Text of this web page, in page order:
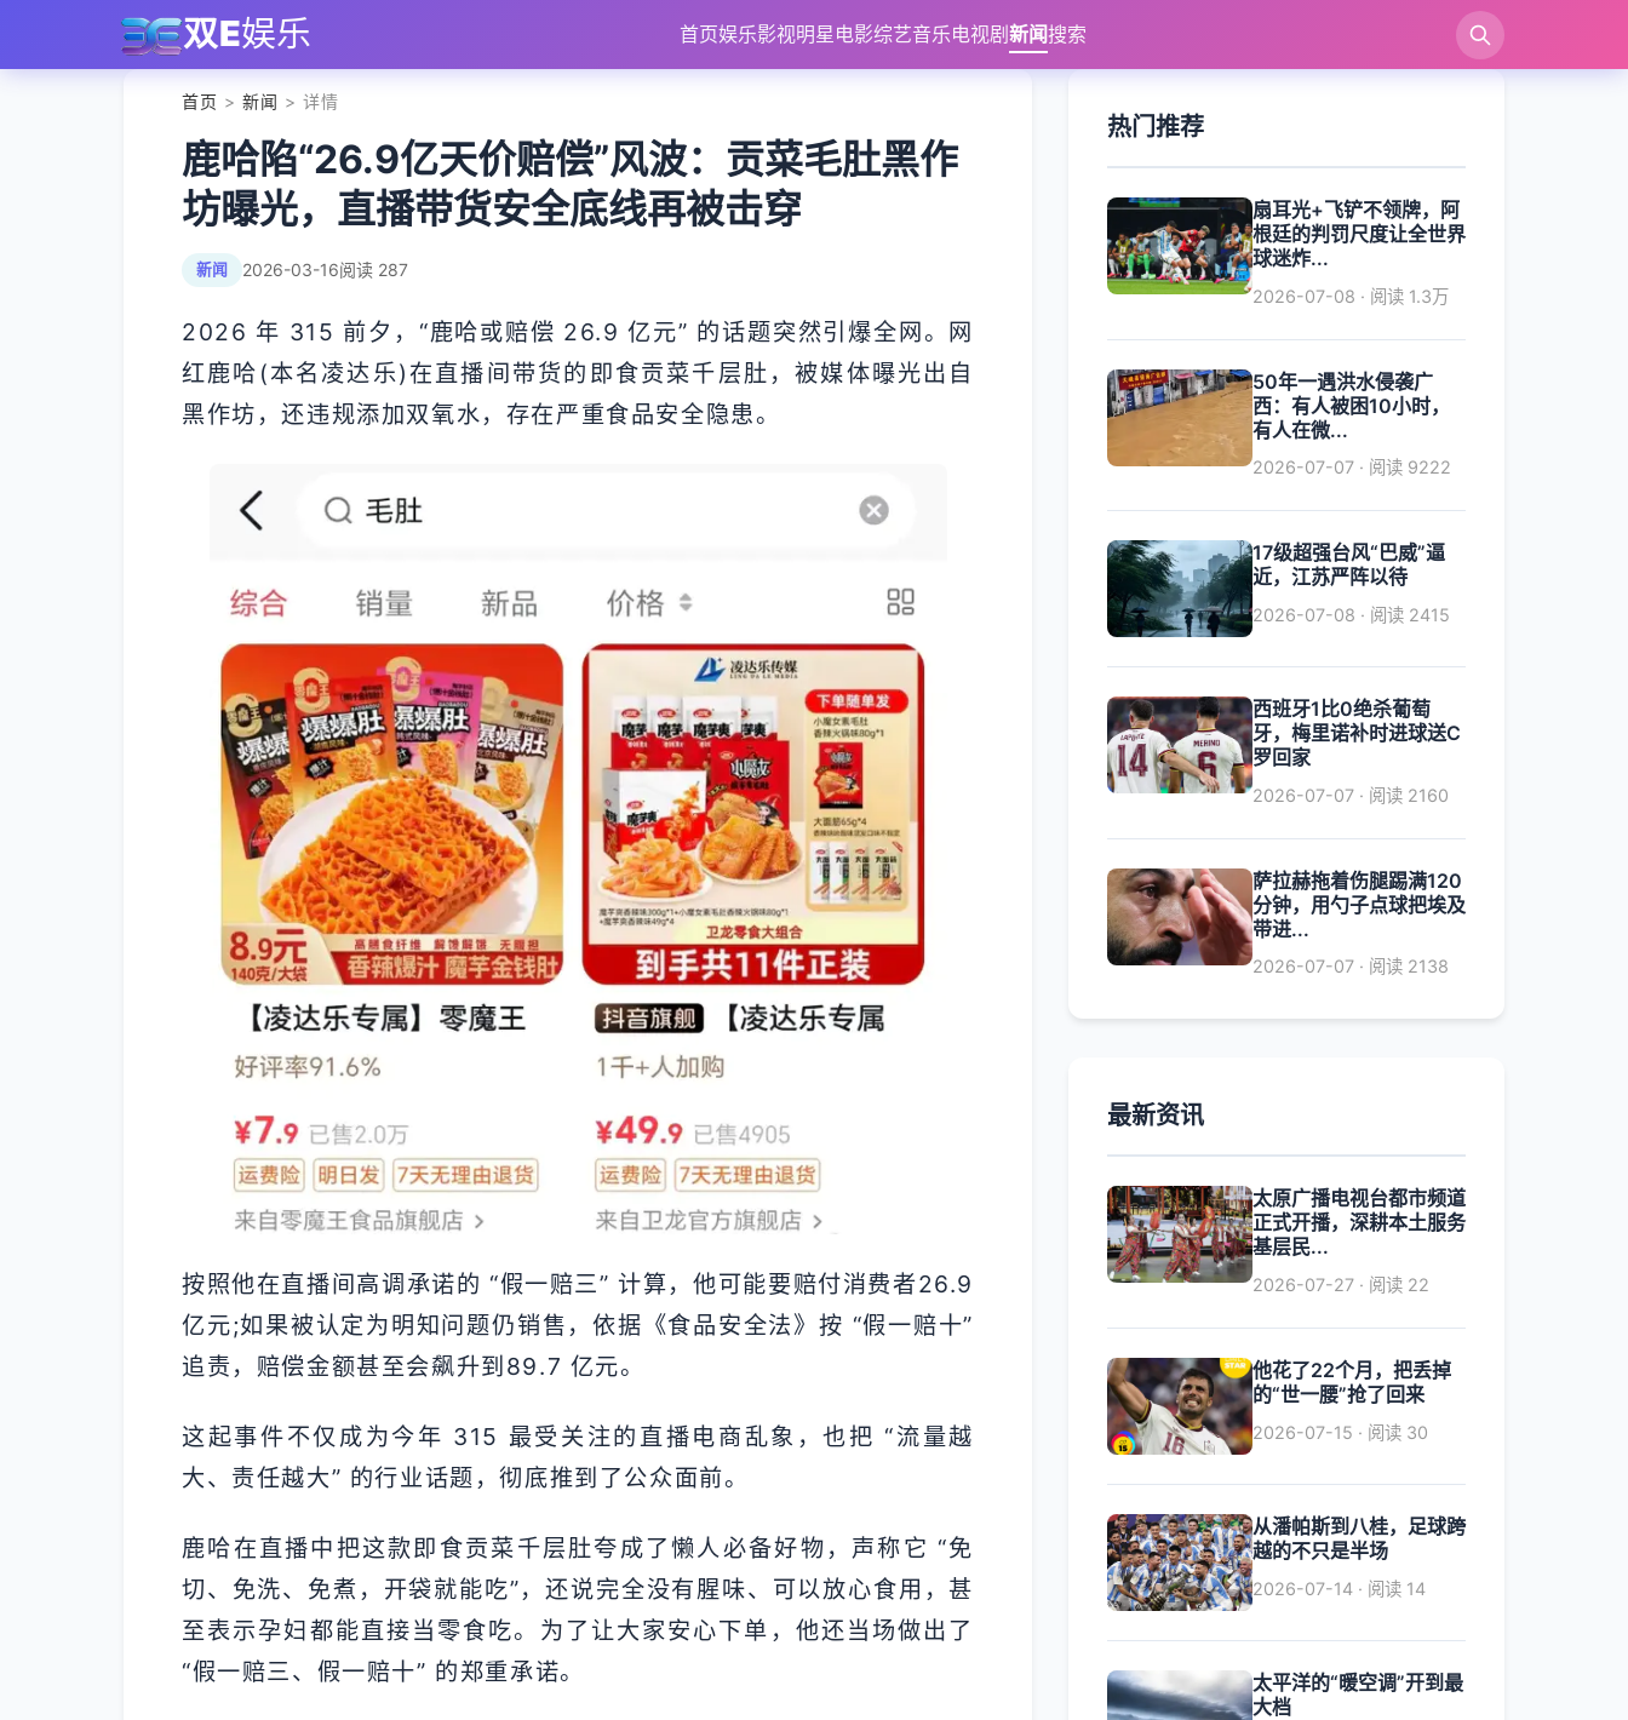
双E娱乐 首页娱乐影视明星 电影综艺音乐电视剧 新闻搜索
首页 > 新闻 > 详情
鹿哈陷“26.9亿天价赔偿”风波：贡菜毛肚黑作
坊曝光，直播带货安全底线再被击穿
新闻 2026-03-16阅读 287
2026 年 315 前夕，“鹿哈或赔偿 26.9 亿元” 的话题突然引爆全网。网
红鹿哈(本名凌达乐)在直播间带货的即食贡菜千层肚，被媒体曝光出自
黑作坊，还违规添加双氧水，存在严重食品安全隐患。
按照他在直播间高调承诺的 “假一赔三” 计算，他可能要赔付消费者26.9
亿元;如果被认定为明知问题仍销售，依据《食品安全法》按 “假一赔十”
追责，赔偿金额甚至会飙升到89.7 亿元。
这起事件不仅成为今年 315 最受关注的直播电商乱象，也把 “流量越
大、责任越大” 的行业话题，彻底推到了公众面前。
鹿哈在直播中把这款即食贡菜千层肚夸成了懒人必备好物，声称它 “免
切、免洗、免煮，开袋就能吃”，还说完全没有腥味、可以放心食用，甚
至表示孕妇都能直接当零食吃。为了让大家安心下单，他还当场做出了
“假一赔三、假一赔十” 的郑重承诺。
热门推荐
扇耳光+飞铲不领牌，阿
根廷的判罚尺度让全世界
球迷炸...
2026-07-08 · 阅读 1.3万
50年一遇洪水侵袭广
西：有人被困10小时，
有人在微...
2026-07-07 · 阅读 9222
17级超强台风“巴威”逼
近，江苏严阵以待
2026-07-08 · 阅读 2415
西班牙1比0绝杀葡萄
牙，梅里诺补时进球送C
罗回家
2026-07-07 · 阅读 2160
萨拉赫拖着伤腿踢满120
分钟，用勺子点球把埃及
带进...
2026-07-07 · 阅读 2138
最新资讯
太原广播电视台都市频道
正式开播，深耕本土服务
基层民...
2026-07-27 · 阅读 22
他花了22个月，把丢掉
的“世一腰”抢了回来
2026-07-15 · 阅读 30
从潘帕斯到八桂，足球跨
越的不只是半场
2026-07-14 · 阅读 14
太平洋的“暖空调”开到最
大档